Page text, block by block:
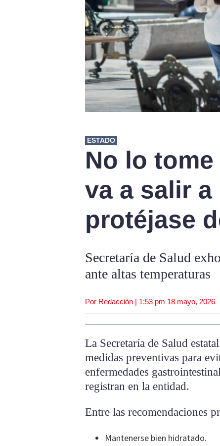
ESTADO
No lo
va a salir a
protéjase
Secretaría de Salud
ante altas temperaturas
Por Redacción | 1:53 pm 18 mayo, 2026
La Secretaría de Salud
medidas preventivas para
enfermedades
registran en la entidad.
Entre las recomendaciones
Mantenerse bien hidratado.